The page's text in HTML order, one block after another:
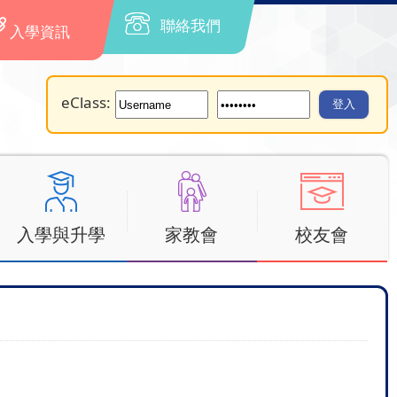
入學資訊 聯絡我們
eClass:
入學與升學 家教會 校友會